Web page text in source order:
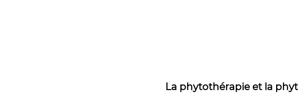
La phytothérapie et la